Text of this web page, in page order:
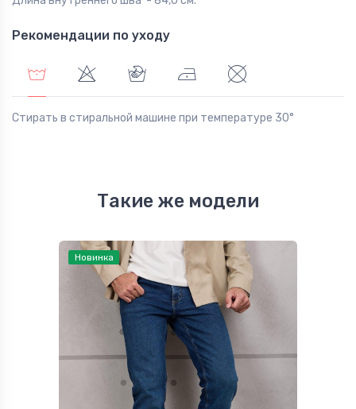
Рекомендации по уходу
Стирать в стиральной машине при температуре 30°
Такие же модели
Новинка